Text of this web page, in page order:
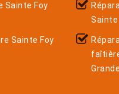
Sainte Foy
Sainte Foy
Sainte
Grande